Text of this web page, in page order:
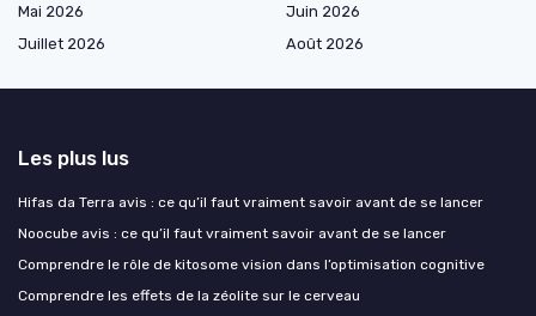
Mai 2026
Juin 2026
Juillet 2026
Août 2026
Les plus lus
Hifas da Terra avis : ce qu’il faut vraiment savoir avant de se lancer
Noocube avis : ce qu’il faut vraiment savoir avant de se lancer
Comprendre le rôle de kitosome vision dans l’optimisation cognitive
Comprendre les effets de la zéolite sur le cerveau